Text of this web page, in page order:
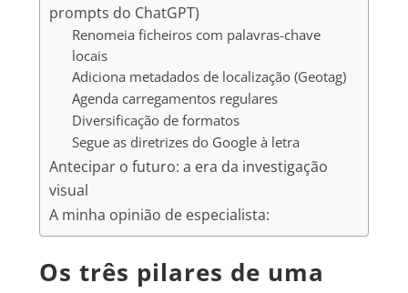
prompts do ChatGPT)
Renomeia ficheiros com palavras-chave
locais
Adiciona metadados de localização (Geotag)
Agenda carregamentos regulares
Diversificação de formatos
Segue as diretrizes do Google à letra
Antecipar o futuro: a era da investigação
visual
A minha opinião de especialista:
Os três pilares de uma